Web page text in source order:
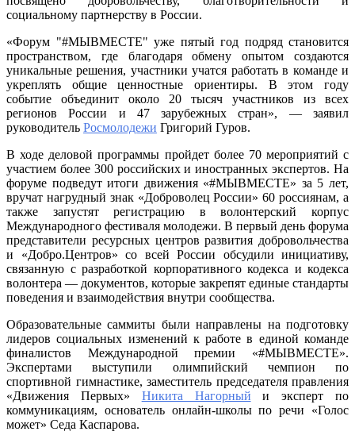
социальному партнерству в России.
«Форум "#МЫВМЕСТЕ" уже пятый год подряд становится
пространством, где благодаря обмену опытом создаются
уникальные решения, участники учатся работать в команде и
укреплять общие ценностные ориентиры. В этом году
событие объединит около 20 тысяч участников из всех
регионов России и 47 зарубежных стран», — заявил
руководитель Росмолодежи Григорий Гуров.
В ходе деловой программы пройдет более 70 мероприятий с
участием более 300 российских и иностранных экспертов. На
форуме подведут итоги движения «#МЫВМЕСТЕ» за 5 лет,
вручат нагрудный знак «Доброволец России» 60 россиянам, а
также запустят регистрацию в волонтерский корпус
Международного фестиваля молодежи. В первый день форума
представители ресурсных центров развития добровольчества
и «Добро.Центров» со всей России обсудили инициативу,
связанную с разработкой корпоративного кодекса и кодекса
волонтера — документов, которые закрепят единые стандарты
поведения и взаимодействия внутри сообщества.
Образовательные саммиты были направлены на подготовку
лидеров социальных изменений к работе в единой команде
финалистов Международной премии «#МЫВМЕСТЕ».
Экспертами выступили олимпийский чемпион по
спортивной гимнастике, заместитель председателя правления
«Движения Первых» Никита Нагорный и эксперт по
коммуникациям, основатель онлайн-школы по речи «Голос
может» Седа Каспарова.